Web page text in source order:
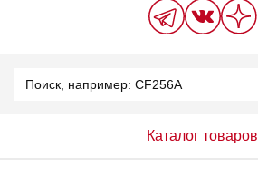
Каталог товаров